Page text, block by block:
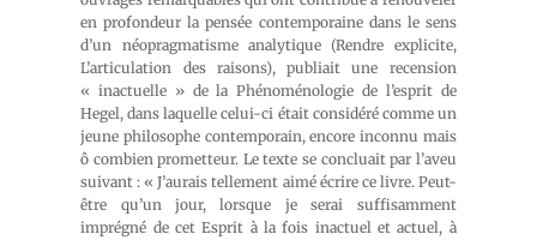
en profondeur la pensée contemporaine dans le sens
d’un néopragmatisme analytique (Rendre explicite,
L’articulation des raisons), publiait une recension
« inactuelle » de laPhénoménologie de l’espritde
Hegel, dans laquelle celui-ci était considéré comme un
jeune philosophe contemporain, encore inconnu mais
ô combien prometteur. Le texte se concluait par l’aveu
suivant : « J’aurais tellement aimé écrire ce livre. Peut-
être qu’un jour, lorsque je serai suffisamment
imprégné de cet Esprit à la fois inactuel et actuel, à